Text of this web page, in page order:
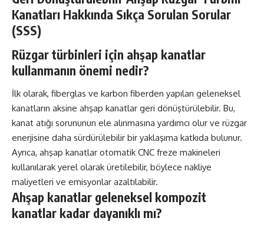
Kanatları Hakkında Sıkça Sorulan Sorular
(SSS)
Rüzgar türbinleri için ahşap kanatlar
kullanmanın önemi nedir?
İlk olarak, fiberglas ve karbon fiberden yapılan geleneksel
kanatların aksine ahşap kanatlar geri dönüştürülebilir. Bu,
kanat atığı sorununun ele alınmasına yardımcı olur ve rüzgar
enerjisine daha sürdürülebilir bir yaklaşıma katkıda bulunur.
Ayrıca, ahşap kanatlar otomatik CNC freze makineleri
kullanılarak yerel olarak üretilebilir, böylece nakliye
maliyetleri ve emisyonlar azaltılabilir.
Ahşap kanatlar geleneksel kompozit
kanatlar kadar dayanıklı mı?